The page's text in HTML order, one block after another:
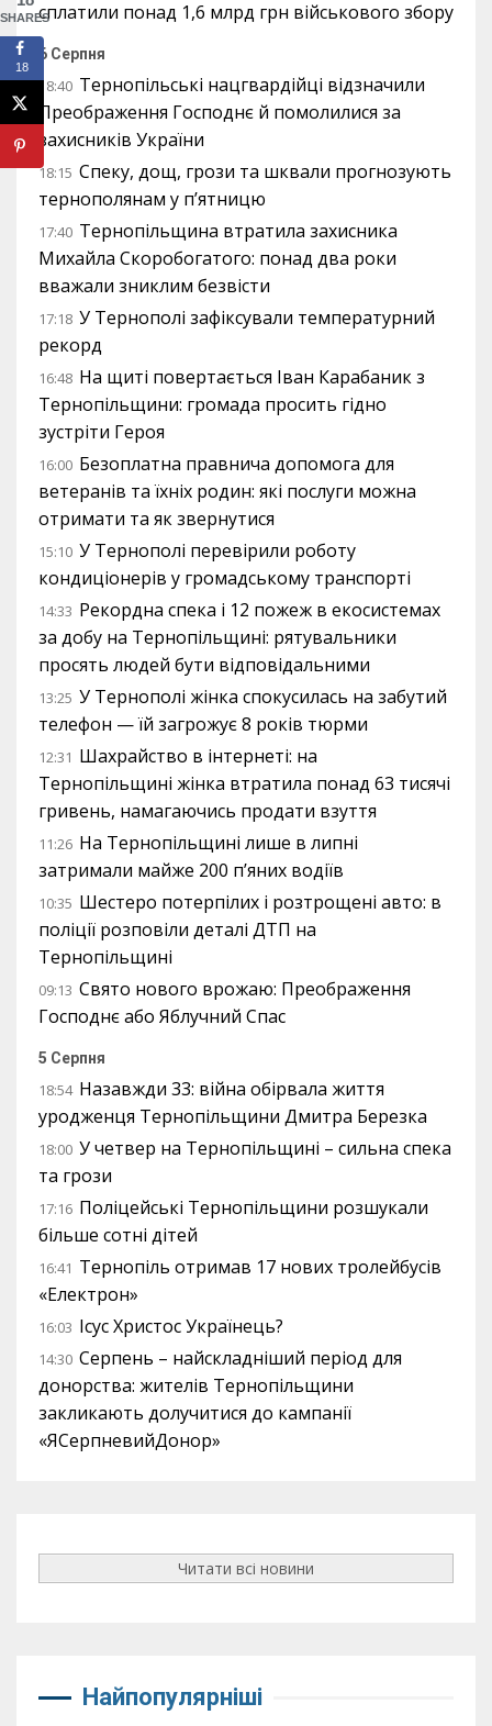
сплатили понад 1,6 млрд грн військового збору
6 Серпня
18:40 Тернопільські нацгвардійці відзначили
Преображення Господнє й помолилися за
захисників України
18:15 Спеку, дощ, грози та шквали прогнозують
тернополянам у п’ятницю
17:40 Тернопільщина втратила захисника
Михайла Скоробогатого: понад два роки
вважали зниклим безвісти
17:18 У Тернополі зафіксували температурний
рекорд
16:48 На щиті повертається Іван Карабаник з
Тернопільщини: громада просить гідно
зустріти Героя
16:00 Безоплатна правнича допомога для
ветеранів та їхніх родин: які послуги можна
отримати та як звернутися
15:10 У Тернополі перевірили роботу
кондиціонерів у громадському транспорті
14:33 Рекордна спека і 12 пожеж в екосистемах
за добу на Тернопільщині: рятувальники
просять людей бути відповідальними
13:25 У Тернополі жінка спокусилась на забутий
телефон — їй загрожує 8 років тюрми
12:31 Шахрайство в інтернеті: на
Тернопільщині жінка втратила понад 63 тисячі
гривень, намагаючись продати взуття
11:26 На Тернопільщині лише в липні
затримали майже 200 п’яних водіїв
10:35 Шестеро потерпілих і розтрощені авто: в
поліції розповіли деталі ДТП на
Тернопільщині
09:13 Свято нового врожаю: Преображення
Господнє або Яблучний Спас
5 Серпня
18:54 Назавжди 33: війна обірвала життя
уродженця Тернопільщини Дмитра Березка
18:00 У четвер на Тернопільщині – сильна спека
та грози
17:16 Поліцейські Тернопільщини розшукали
більше сотні дітей
16:41 Тернопіль отримав 17 нових тролейбусів
«Електрон»
16:03 Ісус Христос Українець?
14:30 Серпень – найскладніший період для
донорства: жителів Тернопільщини
закликають долучитися до кампанії
«ЯСерпневийДонор»
Читати всі новини
Найпопулярніші
SHARES
18